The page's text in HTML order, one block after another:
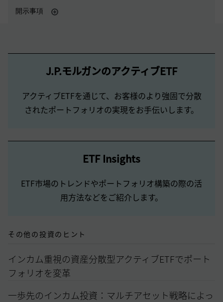
開示事項
J.P.モルガンのアクティブETF
アクティブETFを通じて、お客様のより強固で分散
されたポートフォリオの実現をお手伝いします。
ETF Insights
ETF市場のトレンドやポートフォリオ構築の際の活
用方法などをご紹介します。
その他の投資のヒント
インカム重視の資産分散型アクティブETFでポート
フォリオを変革
一歩先のインカム投資：マルチアセット戦略によっ